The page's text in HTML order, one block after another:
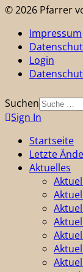
© 2026 Pfarrer
Impressum
Login
Suchen
Sign In
Startseite
Letzte
Aktuelles